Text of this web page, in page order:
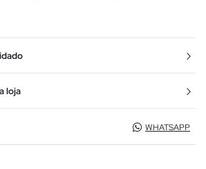
loja
WHATSAPP